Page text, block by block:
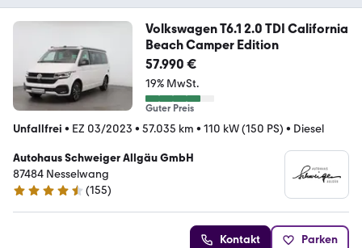
Volkswagen T6.1 2.0 TDI California
Beach Camper Edition
57.990 €
19% MwSt.
Guter Preis
Unfallfrei • EZ 03/2023 • 57.035 km • 110 kW (150 PS) • Diesel
Autohaus Schweiger Allgäu GmbH
87484 Nesselwang
4.7 Sterne
(155)
Kontakt Parken